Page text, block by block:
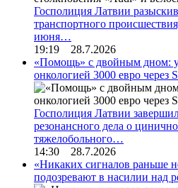
Госполиция Латвии
транспортного
июня…
19:19 28.7.2026
«Помощь» с двойным дном:
онкологией 3000 евро через
Госполиция Латвии
резонансного дела о
тяжелобольного…
14:30 28.7.2026
«Никаких сигналов раньше
подозревают в насилии над